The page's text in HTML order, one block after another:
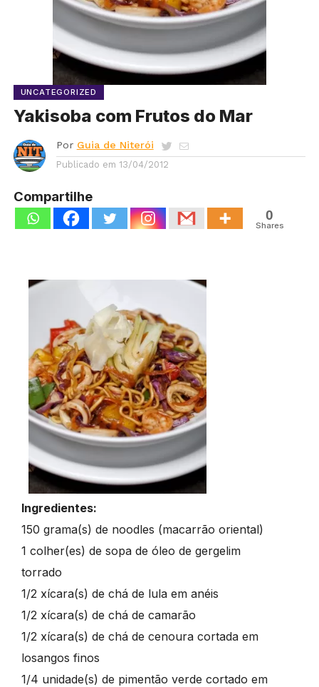
UNCATEGORIZED
Yakisoba com Frutos do Mar
Por Guia de Niterói
Publicado em 13/04/2012
Compartilhe
0
Shares
Ingredientes:
150 grama(s) de noodles (macarrão oriental)
1 colher(es) de sopa de óleo de gergelim
torrado
1/2 xícara(s) de chá de lula em anéis
1/2 xícara(s) de chá de camarão
1/2 xícara(s) de chá de cenoura cortada em
losangos finos
1/4 unidade(s) de pimentão verde cortado em